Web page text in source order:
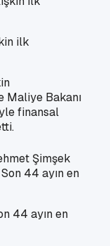
ilk
Maliye Bakanı
finansal
Şimşek
44 ayın en